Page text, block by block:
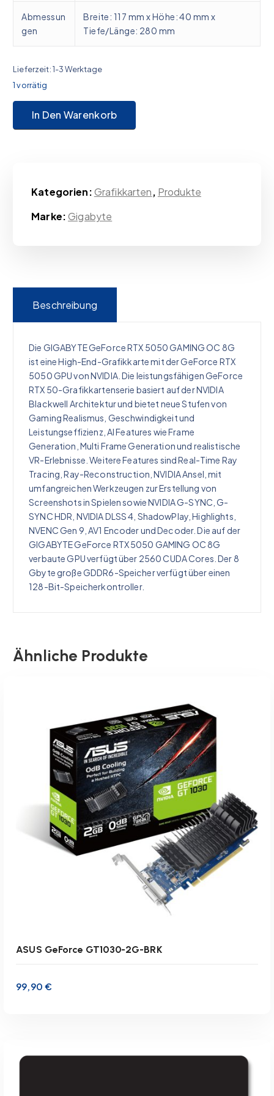
Abmessun
gen
Breite: 117 mm x Höhe: 40 mm x
Tiefe/Länge: 280 mm
Lieferzeit:1-3 Werktage
1 vorrätig
GIGABYTE GeForce RTX 5050 GAMING OC 8G, Grafikkarte
In Den Warenkorb
Kategorien:Grafikkarten, Produkte
Marke:Gigabyte
Beschreibung
Die GIGABYTE GeForce RTX 5050 GAMING OC 8G
ist eine High-End-Grafikkarte mit der GeForce RTX
5050 GPU von NVIDIA. Die leistungsfähigen GeForce
RTX 50-Grafikkartenserie basiert auf der NVIDIA
Blackwell Architektur und bietet neue Stufen von
Gaming Realismus, Geschwindigkeit und
Leistungseffizienz, AI Features wie Frame
Generation, Multi Frame Generation und realistische
VR-Erlebnisse. Weitere Features sind Real-Time Ray
Tracing, Ray-Reconstruction, NVIDIA Ansel, mit
umfangreichen Werkzeugen zur Erstellung von
Screenshots in Spielen sowie NVIDIA G-SYNC, G-
SYNC HDR, NVIDIA DLSS 4, ShadowPlay, Highlights,
NVENC Gen 9, AV1 Encoder und Decoder. Die auf der
GIGABYTE GeForce RTX 5050 GAMING OC 8G
verbaute GPU verfügt über 2560 CUDA Cores. Der 8
Gbyte große GDDR6-Speicher verfügt über einen
128-Bit-Speicherkontroller.
Ähnliche Produkte
ASUS GeForce GT1030-2G-BRK
99,90 €